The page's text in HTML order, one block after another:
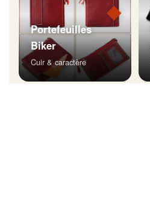
◆
Portefeuilles
Biker
Cuir & caractère